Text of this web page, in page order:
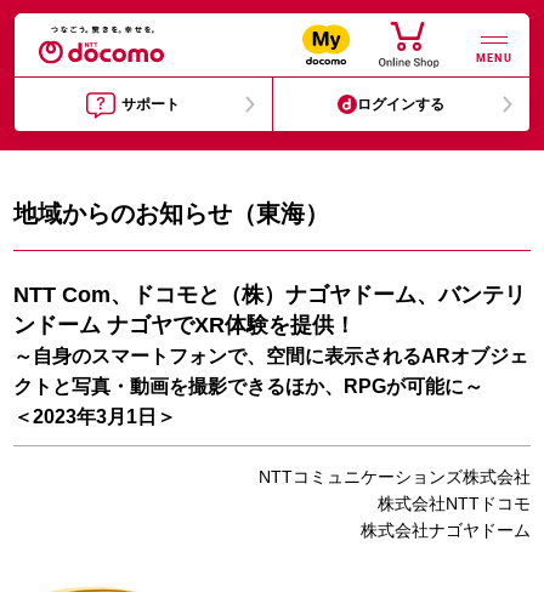
MENU
サポート ログインする
地域からのお知らせ（東海）
NTT Com、ドコモと（株）ナゴヤドーム、バンテリ
ンドーム ナゴヤでXR体験を提供！
～自身のスマートフォンで、空間に表示されるARオブジェ
クトと写真・動画を撮影できるほか、RPGが可能に～
＜2023年3月1日＞
NTTコミュニケーションズ株式会社
株式会社NTTドコモ
株式会社ナゴヤドーム